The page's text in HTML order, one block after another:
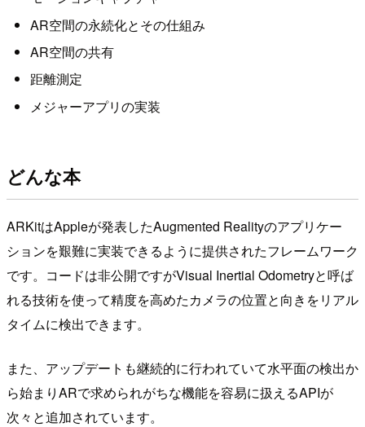
AR空間の永続化とその仕組み
AR空間の共有
距離測定
メジャーアプリの実装
どんな本
ARKitはAppleが発表したAugmented Realityのアプリケー
ションを艱難に実装できるように提供されたフレームワーク
です。コードは非公開ですがVisual Inertial Odometryと呼ば
れる技術を使って精度を高めたカメラの位置と向きをリアル
タイムに検出できます。
また、アップデートも継続的に行われていて水平面の検出か
ら始まりARで求められがちな機能を容易に扱えるAPIが
次々と追加されています。